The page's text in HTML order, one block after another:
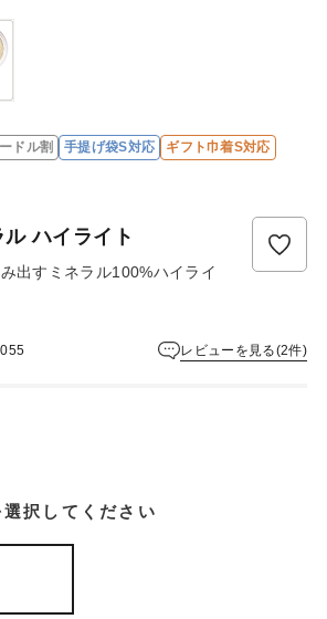
ドル割 手提げ袋S対応 ギフト巾着S対応
ハイライト
出すミネラル100%ハイライ
レビューを見る(2件)
択してください